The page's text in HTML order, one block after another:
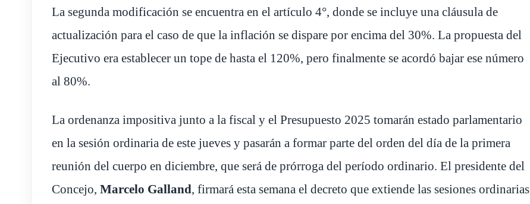
La segunda modificación se encuentra en el artículo 4°, donde se incluye una cláusula de
actualización para el caso de que la inflación se dispare por encima del 30%. La propuesta del
Ejecutivo era establecer un tope de hasta el 120%, pero finalmente se acordó bajar ese número
al 80%.
La ordenanza impositiva junto a la fiscal y el Presupuesto 2025 tomarán estado parlamentario
en la sesión ordinaria de este jueves y pasarán a formar parte del orden del día de la primera
reunión del cuerpo en diciembre, que será de prórroga del período ordinario. El presidente del
Concejo, Marcelo Galland, firmará esta semana el decreto que extiende las sesiones ordinarias